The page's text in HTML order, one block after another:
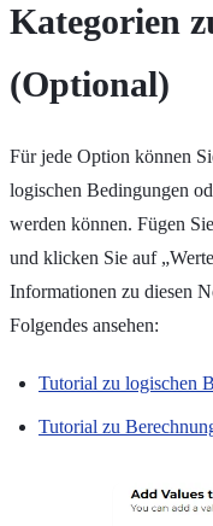
Kategorien
(Optional)
Für jede Option können
logischen Bedingungen
werden können. Fügen
und klicken Sie auf
Informationen zu diesen
Folgendes ansehen:
Tutorial zu logischen
Tutorial zu